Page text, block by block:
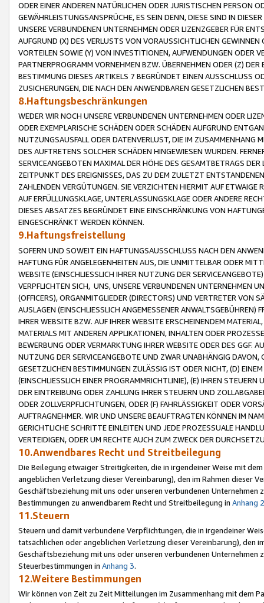
ODER EINER ANDEREN NATÜRLICHEN ODER JURISTISCHEN PERSON
GEWÄHRLEISTUNGSANSPRÜCHE, ES SEIN DENN, DIESE SIND IN
UNSERE VERBUNDENEN UNTERNEHMEN ODER LIZENZGEBER FÜR
AUFGRUND (X) DES VERLUSTS VON VORAUSSICHTLICHEN
VORTEILEN SOWIE (Y) VON INVESTITIONEN, AUFWENDUNGEN ODER
PARTNERPROGRAMM VORNEHMEN BZW. ÜBERNEHMEN ODER (Z)
BESTIMMUNG DIESES ARTIKELS 7 BEGRÜNDET EINEN AUSSCHLUSS
ZUSICHERUNGEN, DIE NACH DEN ANWENDBAREN GESETZLICHEN
8.Haftungsbeschränkungen
WEDER WIR NOCH UNSERE VERBUNDENEN UNTERNEHMEN ODER
ODER EXEMPLARISCHE SCHÄDEN ODER SCHÄDEN AUFGRUND
NUTZUNGSAUSFALL ODER DATENVERLUST, DIE IM ZUSAMMENHANG
DES AUFTRETENS SOLCHER SCHÄDEN HINGEWIESEN WURDEN.
SERVICEANGEBOTEN MAXIMAL DER HÖHE DES GESAMTBETRAGS
ZEITPUNKT DES EREIGNISSES, DAS ZU DEM ZULETZT
ZAHLENDEN VERGÜTUNGEN. SIE VERZICHTEN HIERMIT AUF
AUF ERFÜLLUNGSKLAGE, UNTERLASSUNGSKLAGE ODER ANDERE
DIESES ABSATZES BEGRÜNDET EINE EINSCHRÄNKUNG VON
EINGESCHRÄNKT WERDEN KÖNNEN.
9.Haftungsfreistellung
SOFERN UND SOWEIT EIN HAFTUNGSAUSSCHLUSS NACH DEN
HAFTUNG FÜR ANGELEGENHEITEN AUS, DIE UNMITTELBAR ODER
WEBSITE (EINSCHLIESSLICH IHRER NUTZUNG DER
VERPFLICHTEN SICH, UNS, UNSERE VERBUNDENEN UNTERNEHMEN
(OFFICERS), ORGANMITGLIEDER (DIRECTORS) UND VERTRETER VON
AUSLAGEN (EINSCHLIESSLICH ANGEMESSENER
IHRER WEBSITE BZW. AUF IHRER WEBSITE ERSCHEINENDEM
MATERIALS MIT ANDEREN APPLIKATIONEN, INHALTEN ODER
BEWERBUNG ODER VERMARKTUNG IHRER WEBSITE ODER DES GGF.
NUTZUNG DER SERVICEANGEBOTE UND ZWAR UNABHÄNGIG
GESETZLICHEN BESTIMMUNGEN ZULÄSSIG IST ODER NICHT, (D)
(EINSCHLIESSLICH EINER PROGRAMMRICHTLINIE), (E) IHREN
DER EINTREIBUNG ODER ZAHLUNG IHRER STEUERN UND
ODER ZOLLVERPFLICHTUNGEN, ODER (F) FAHRLÄSSIGKEIT ODER
AUFTRAGNEHMER. WIR UND UNSERE BEAUFTRAGTEN KÖNNEN IM
GERICHTLICHE SCHRITTE EINLEITEN UND JEDE PROZESSUALE
VERTEIDIGEN, ODER UM RECHTE AUCH ZUM ZWECK DER
10.Anwendbares Recht und Streitbeilegung
Die Beilegung etwaiger Streitigkeiten, die in irgendeiner Weise mit
angeblichen Verletzung dieser Vereinbarung), den im Rahmen dieser
Geschäftsbeziehung mit uns oder unseren verbundenen
Bestimmungen zu anwendbarem Recht und Streitbeilegung in Anhang 2
11.Steuern
Steuern und damit verbundene Verpflichtungen, die in irgendeiner
tatsächlichen oder angeblichen Verletzung dieser Vereinbarung), den
Geschäftsbeziehung mit uns oder unseren verbundenen
Steuerbestimmungen in Anhang 3.
12.Weitere Bestimmungen
Wir können von Zeit zu Zeit Mitteilungen im Zusammenhang mit dem